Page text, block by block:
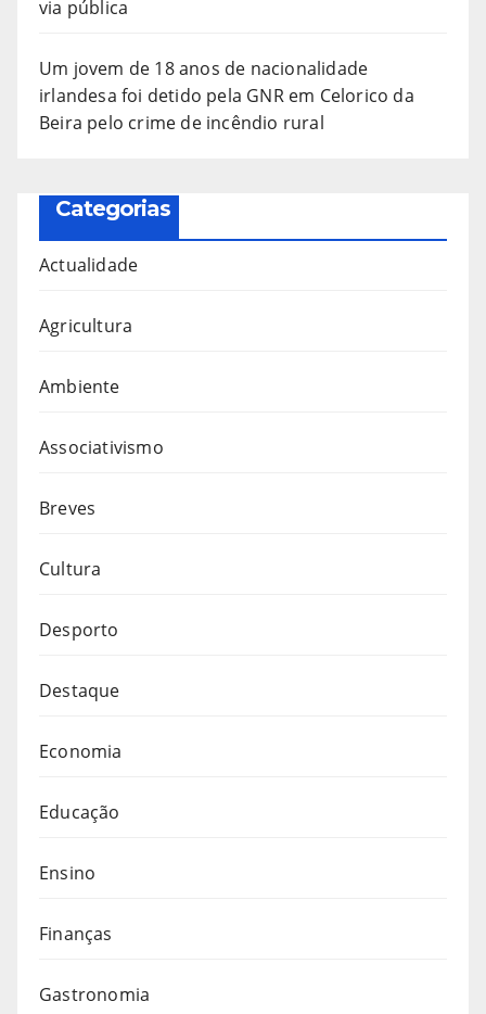
via pública
Um jovem de 18 anos de nacionalidade
irlandesa foi detido pela GNR em Celorico da
Beira pelo crime de incêndio rural
Categorias
Actualidade
Agricultura
Ambiente
Associativismo
Breves
Cultura
Desporto
Destaque
Economia
Educação
Ensino
Finanças
Gastronomia